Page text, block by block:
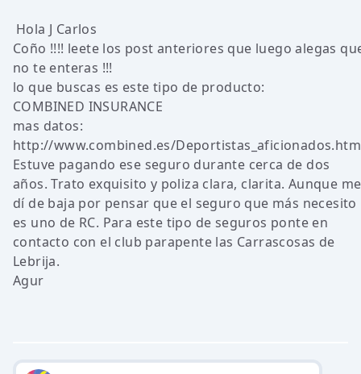
Hola J Carlos
Coño !!!! leete los post anteriores que luego alegas
no te enteras !!!
lo que buscas es este tipo de producto:
COMBINED INSURANCE
mas datos:
http://www.combined.es/
Estuve pagando ese seguro durante cerca de dos
años. Trato exquisito y poliza clara, clarita. Aunque me
dí de baja por pensar que el seguro que más necesito
es uno de RC. Para este tipo de seguros ponte en
contacto con el club parapente las Carrascosas de
Lebrija.
Agur